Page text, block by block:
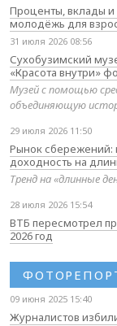
Проценты, вклады
молодёжь для
31 июля 2026 08:56
Сухобузимский
«Красота внутри»
Музей с помощью
объединяющую
29 июля 2026 11:50
Рынок сбережений:
доходность на
Тренд на «длинные
28 июля 2026 15:54
ВТБ пересмотрел
2026 год
09 июня 2025 15:40
Журналистов